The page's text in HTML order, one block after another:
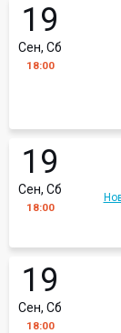
19
Сен, Сб
18:00
19
Сен, Сб
18:00
19
Сен, Сб
18:00